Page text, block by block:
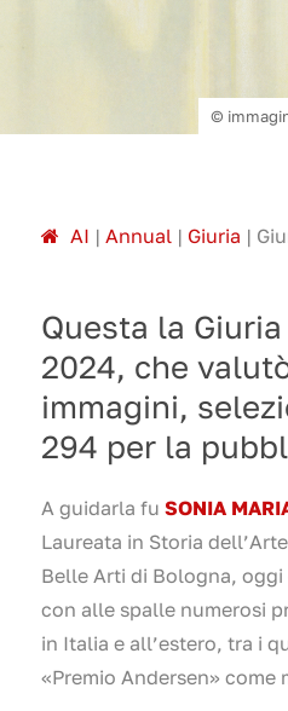
©
AI | Annual | Giuria |
Questa la
2024, che
immagini,
294 per la
A guidarla fu SONIA
Laureata in Storia
Belle Arti di Bologna,
con alle spalle numerosi
in Italia e all’estero, tra i
«Premio Andersen»